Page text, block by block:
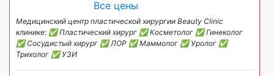
Все цены
Медицинский центр пластической хирургии Beauty Clinic
клинике: ✅ Пластический хирург ✅ Косметолог ✅ Гинеколог
✅ Сосудистый хирург ✅ ЛОР ✅ Маммолог ✅ Уролог ✅
Трихолог ✅ УЗИ